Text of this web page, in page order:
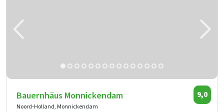
Bauernhäus Monnickendam
Noord-Holland, Monnickendam
9,0